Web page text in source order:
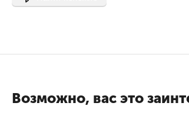
Возможно, вас это